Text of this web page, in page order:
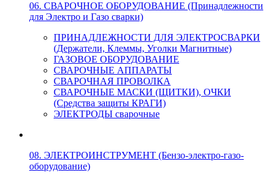
06. СВАРОЧНОЕ ОБОРУДОВАНИЕ (Принадлежности
для Электро и Газо сварки)
ПРИНАДЛЕЖНОСТИ ДЛЯ ЭЛЕКТРОСВАРКИ
(Держатели, Клеммы, Уголки Магнитные)
ГАЗОВОЕ ОБОРУДОВАНИЕ
СВАРОЧНЫЕ АППАРАТЫ
СВАРОЧНАЯ ПРОВОЛКА
СВАРОЧНЫЕ МАСКИ (ЩИТКИ), ОЧКИ
(Средства защиты КРАГИ)
ЭЛЕКТРОДЫ сварочные
08. ЭЛЕКТРОИНСТРУМЕНТ (Бензо-электро-газо-
оборудование)